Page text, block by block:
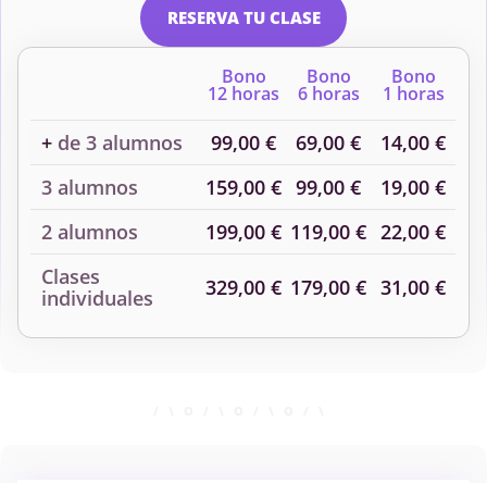
RESERVA TU CLASE
Bono
12 horas
Bono
6 horas
Bono
1 horas
+ de 3 alumnos 99,00 € 69,00 €
14,00 €
3 alumnos
159,00 € 99,00 €
19,00 €
2 alumnos
199,00 € 119,00 € 22,00 €
Clases
individuales
329,00 € 179,00 € 31,00 €